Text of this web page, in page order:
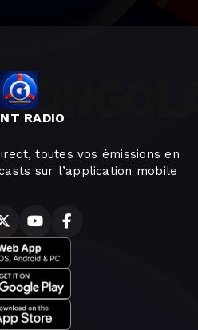
RADIO
toutes vos émissions en
sur l’application mobile